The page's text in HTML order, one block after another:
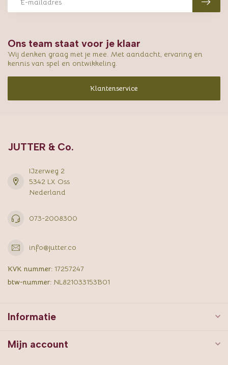
Ons team staat voor je klaar
Wij denken graag met je mee. Met aandacht, ervaring en
kennis van spel en ontwikkeling.
Klantenservice
JUTTER & Co.
IJzerweg 2
5342 LX Oss
Nederland
073-2008300
info@jutter.co
KVK nummer: 17257247
btw-nummer: NL821033153B01
Informatie
Mijn account